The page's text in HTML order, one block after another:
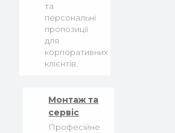
та
персональні
пропозиції
для
корпоративних
клієнтів.
Монтаж та
сервіс
Професійне